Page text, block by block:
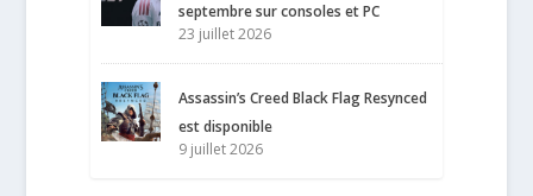
septembre sur consoles et PC
23 juillet 2026
Assassin’s Creed Black Flag Resynced
est disponible
9 juillet 2026